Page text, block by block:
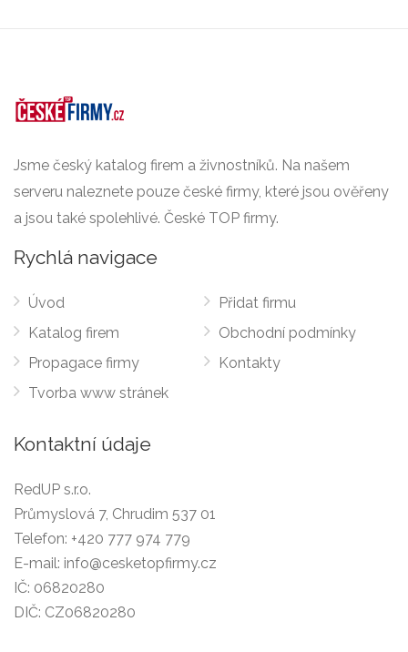
Jsme český katalog firem a živnostníků. Na našem
serveru naleznete pouze české firmy, které jsou ověřeny
a jsou také spolehlivé. České TOP firmy.
Rychlá navigace
Úvod
Katalog firem
Propagace firmy
Tvorba www stránek
Přidat firmu
Obchodní podmínky
Kontakty
Kontaktní údaje
RedUP s.r.o.
Průmyslová 7, Chrudim 537 01
Telefon: +420 777 974 779
E-mail: info@cesketopfirmy.cz
IČ: 06820280
DIČ: CZ06820280